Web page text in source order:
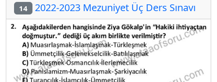
14 2022-2023 Mezuniyet Üç Ders Sınavı